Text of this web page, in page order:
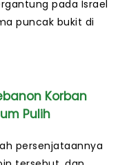
pada Israel
puncak bukit di
Korban
Pulih
persenjataannya